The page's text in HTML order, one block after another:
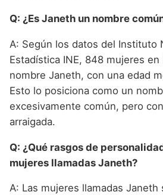
Q: ¿Es Janeth un nombre
A: Según los datos del Instituto
Estadística INE, 848 mujeres en
nombre Janeth, con una edad
Esto lo posiciona como un
excesivamente común, pero
arraigada.
Q: ¿Qué rasgos de
mujeres llamadas Janeth?
A: Las mujeres llamadas Janeth